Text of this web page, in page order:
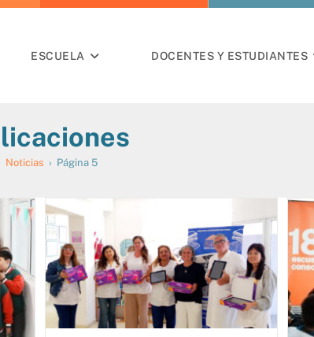
ESCUELA DOCENTES Y ESTUDIANTES
Noticias › Página 5